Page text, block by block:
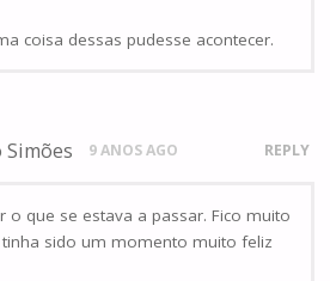
coisa dessas pudesse acontecer.
Simões 9 ANOS AGO REPLY
o que se estava a passar. Fico muito
sido um momento muito feliz